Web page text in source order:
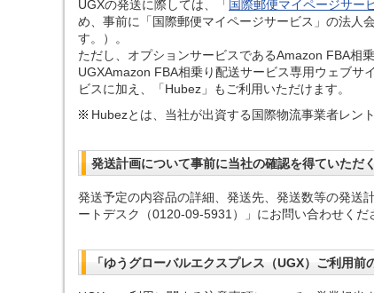
UGXの発送に際しては、「 国際郵便マイページサー
め、事前に「国際郵便マイページサービス」の法人
す。）。
ただし、オプションサービスであるAmazon FBA相
UGXAmazon FBA相乗り配送サービス専用ウェブサ
ビスに加え、「Hubez」もご利用いただけます。
Hubezとは、当社が出資する国際物流事業者レン
発送計画について事前に当社の確認を得ていただ
発送予定の内容品の詳細、発送先、発送数等の発送
ートデスク（0120-09-5931）」にお問い合わせくだ
「ゆうグローバルエクスプレス（UGX）ご利用